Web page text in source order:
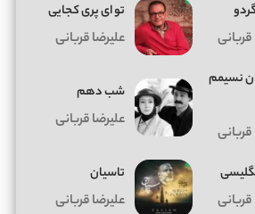
تو ای پری کجایی
علیرضا قربانی
نسیمم
شب دهم
علیرضا قربانی
تاسیان
علیرضا قربانی